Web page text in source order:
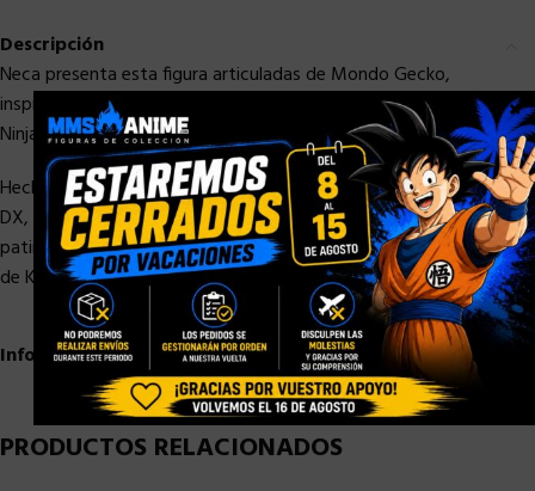
Descripción
Neca presenta esta figura articuladas de Mondo Gecko,
inspiradas en la serie de dibujos animados de “Teenage Mutant
Ninja Turtles” de los años 80.
Hecha en PVC, mide unos 18 cm y viene con su desintegrador
DX, un guantelete y una bomba de tiempo, además de un
patinete con ruedas giratorias, una bolsa de dinero, una figura
de Kerma, un gecko bebé y manos intercambiables.
Información adicional
PRODUCTOS RELACIONADOS
×